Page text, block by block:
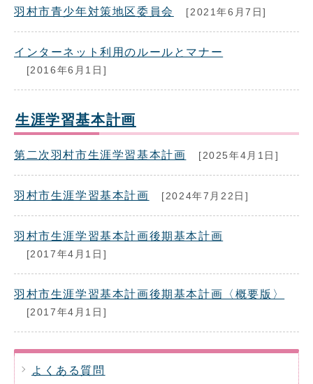
羽村市青少年対策地区委員会 [2021年6月7日]
インターネット利用のルールとマナー
[2016年6月1日]
生涯学習基本計画
第二次羽村市生涯学習基本計画 [2025年4月1日]
羽村市生涯学習基本計画 [2024年7月22日]
羽村市生涯学習基本計画後期基本計画
[2017年4月1日]
羽村市生涯学習基本計画後期基本計画〈概要版〉
[2017年4月1日]
よくある質問